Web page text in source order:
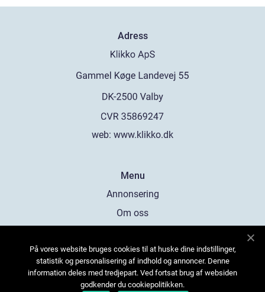
Adress
web: www.klikko.dk
Menu
Annonsering
Om oss
Kontakta oss
Sitemap
På vores website bruges cookies til at huske dine indstillinger,
statistik og personalisering af indhold og annoncer. Denne
information deles med tredjepart. Ved fortsat brug af websiden
godkender du cookiepolitikken.